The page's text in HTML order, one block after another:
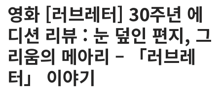
영화 [러브레터] 30주년 에
디션 리뷰 : 눈 덮인 편지, 그
리움의 메아리 – 「러브레
터」 이야기